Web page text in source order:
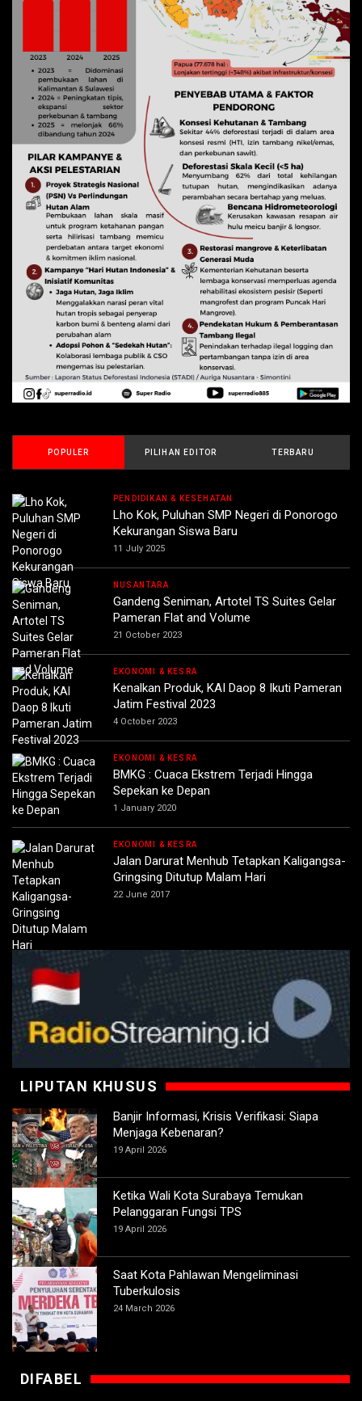
POPULER PILIHAN EDITOR TERBARU
PENDIDIKAN & KESEHATAN
Lho Kok, Puluhan SMP Negeri di Ponorogo
Kekurangan Siswa Baru
11 July 2025
NUSANTARA
Gandeng Seniman, Artotel TS Suites Gelar
Pameran Flat and Volume
21 October 2023
EKONOMI & KESRA
Kenalkan Produk, KAI Daop 8 Ikuti Pameran
Jatim Festival 2023
4 October 2023
EKONOMI & KESRA
BMKG : Cuaca Ekstrem Terjadi Hingga
Sepekan ke Depan
1 January 2020
EKONOMI & KESRA
Jalan Darurat Menhub Tetapkan Kaligangsa-
Gringsing Ditutup Malam Hari
22 June 2017
LIPUTAN KHUSUS
Banjir Informasi, Krisis Verifikasi: Siapa
Menjaga Kebenaran?
19 April 2026
Ketika Wali Kota Surabaya Temukan
Pelanggaran Fungsi TPS
19 April 2026
Saat Kota Pahlawan Mengeliminasi
Tuberkulosis
24 March 2026
DIFABEL